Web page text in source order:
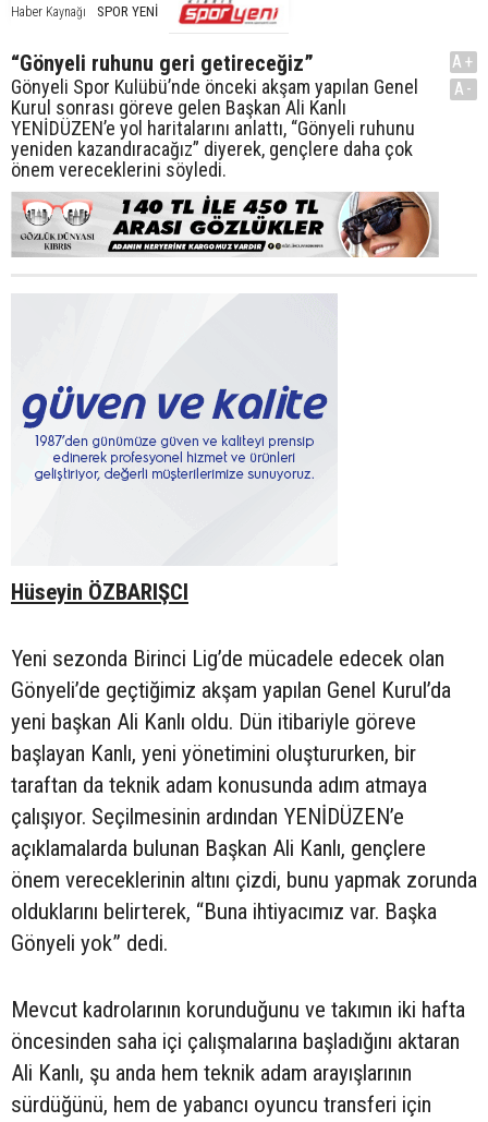
Haber Kaynağı SPOR YENİ
“Gönyeli ruhunu geri getireceğiz”
Gönyeli Spor Kulübü’nde önceki akşam yapılan Genel
Kurul sonrası göreve gelen Başkan Ali Kanlı
YENİDÜZEN’e yol haritalarını anlattı, “Gönyeli ruhunu
yeniden kazandıracağız” diyerek, gençlere daha çok
önem vereceklerini söyledi.
A+
A-
Hüseyin ÖZBARIŞCI
Yeni sezonda Birinci Lig’de mücadele edecek olan
Gönyeli’de geçtiğimiz akşam yapılan Genel Kurul’da
yeni başkan Ali Kanlı oldu. Dün itibariyle göreve
başlayan Kanlı, yeni yönetimini oluştururken, bir
taraftan da teknik adam konusunda adım atmaya
çalışıyor. Seçilmesinin ardından YENİDÜZEN’e
açıklamalarda bulunan Başkan Ali Kanlı, gençlere
önem vereceklerinin altını çizdi, bunu yapmak zorunda
olduklarını belirterek, “Buna ihtiyacımız var. Başka
Gönyeli yok” dedi.
Mevcut kadrolarının korunduğunu ve takımın iki hafta
öncesinden saha içi çalışmalarına başladığını aktaran
Ali Kanlı, şu anda hem teknik adam arayışlarının
sürdüğünü, hem de yabancı oyuncu transferi için